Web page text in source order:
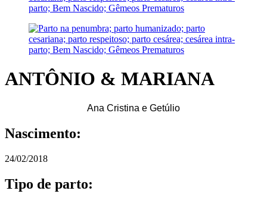
ANTÔNIO & MARIANA
Ana Cristina e Getúlio
Nascimento:
24/02/2018
Tipo de parto: